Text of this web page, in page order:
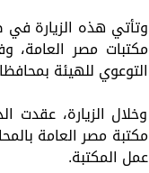
وتأتي هذه الزيارة في
مكتبات مصر العامة،
التوعوي للهيئة
وخلال الزيارة، عقدت
مكتبة مصر العامة
عمل المكتبة.